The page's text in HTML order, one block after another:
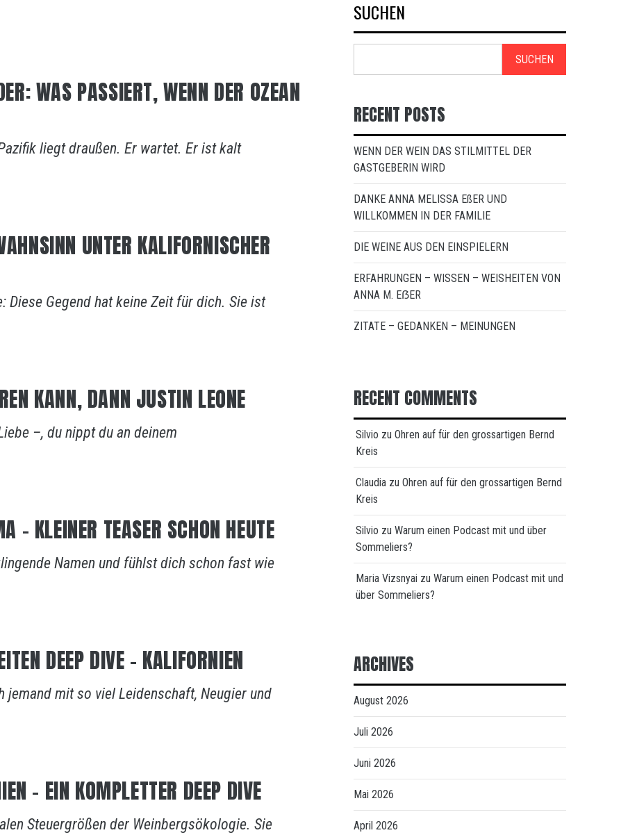
WAS PASSIERT, WENN DER OZEAN
liegt draußen. Er wartet. Er ist kalt
UNTER KALIFORNISCHER
Diese Gegend hat keine Zeit für dich. Sie ist
KANN, DANN JUSTIN LEONE
–, du nippt du an deinem
– KLEINER TEASER SCHON HEUTE
Namen und fühlst dich schon fast wie
DEEP DIVE – KALIFORNIEN
jemand mit so viel Leidenschaft, Neugier und
– EIN KOMPLETTER DEEP DIVE
Steuergrößen der Weinbergsökologie. Sie
SUCHEN
SUCHEN
RECENT POSTS
WENN DER WEIN DAS STILMITTEL DER
GASTGEBERIN WIRD
DANKE ANNA MELISSA EßER UND
WILLKOMMEN IN DER FAMILIE
DIE WEINE AUS DEN EINSPIELERN
ERFAHRUNGEN – WISSEN – WEISHEITEN VON
ANNA M. EẞER
ZITATE – GEDANKEN – MEINUNGEN
RECENT COMMENTS
Silvio zu Ohren auf für den grossartigen Bernd
Kreis
Claudia zu Ohren auf für den grossartigen Bernd
Kreis
Silvio zu Warum einen Podcast mit und über
Sommeliers?
Maria Vizsnyai zu Warum einen Podcast mit und
über Sommeliers?
ARCHIVES
August 2026
Juli 2026
Juni 2026
Mai 2026
April 2026